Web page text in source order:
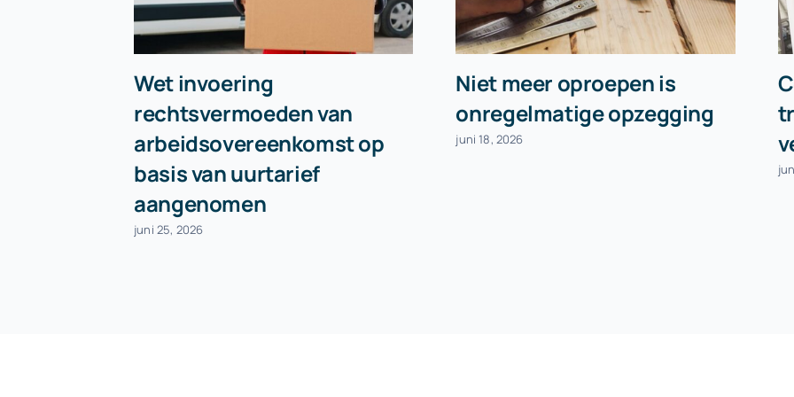
Wet invoering
rechtsvermoeden van
arbeidsovereenkomst op
basis van uurtarief
aangenomen
juni 25, 2026
Niet meer oproepen is
onregelmatige opzegging
juni 18, 2026